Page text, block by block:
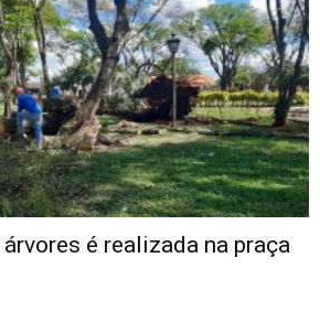
é realizada na praça